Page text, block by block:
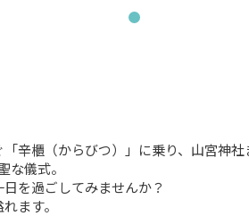
辛櫃（からびつ）」に乗り、山宮神社
儀式。
を過ごしてみませんか？
ます。